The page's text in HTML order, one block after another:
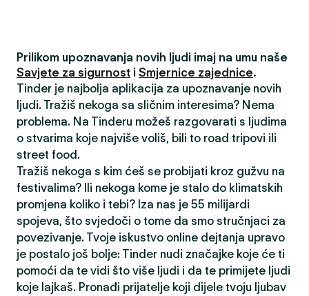
Prilikom upoznavanja novih ljudi imaj na umu naše
Savjete za sigurnost i Smjernice zajednice.
Tinder je najbolja aplikacija za upoznavanje novih
ljudi. Tražiš nekoga sa sličnim interesima? Nema
problema. Na Tinderu možeš razgovarati s ljudima
o stvarima koje najviše voliš, bili to road tripovi ili
street food.
Tražiš nekoga s kim ćeš se probijati kroz gužvu na
festivalima? Ili nekoga kome je stalo do klimatskih
promjena koliko i tebi? Iza nas je 55 milijardi
spojeva, što svjedoči o tome da smo stručnjaci za
povezivanje. Tvoje iskustvo online dejtanja upravo
je postalo još bolje: Tinder nudi značajke koje će ti
pomoći da te vidi što više ljudi i da te primijete ljudi
koje lajkaš. Pronađi prijatelje koji dijele tvoju ljubav